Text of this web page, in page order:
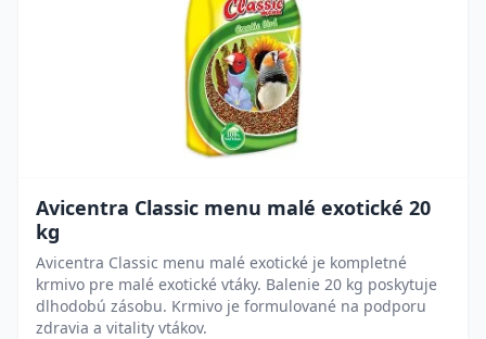
Avicentra Classic menu malé exotické 20
kg
Avicentra Classic menu malé exotické je kompletné
krmivo pre malé exotické vtáky. Balenie 20 kg poskytuje
dlhodobú zásobu. Krmivo je formulované na podporu
zdravia a vitality vtákov.